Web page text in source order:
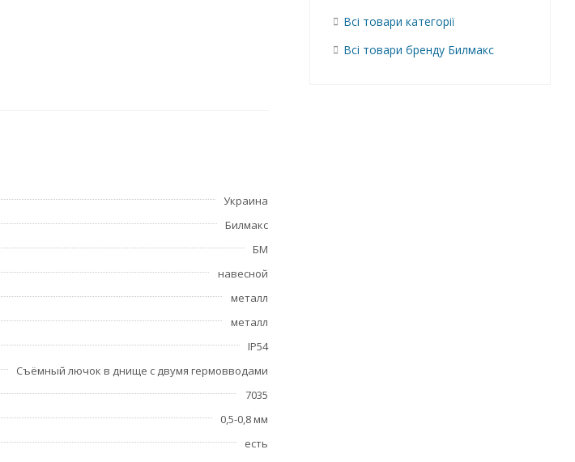
Украина
Билмакс
БМ
навесной
металл
металл
IP54
Съёмный лючок в днище с двумя гермовводами
7035
0,5-0,8 мм
есть
Всі товари категорії
Всі товари бренду Билмакс